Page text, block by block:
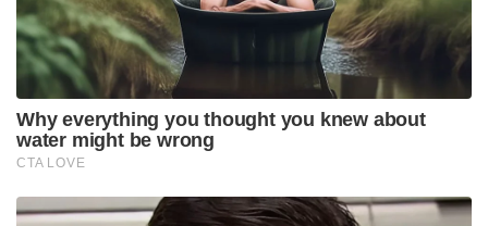
Why everything you thought you knew about
water might be wrong
CTA LOVE